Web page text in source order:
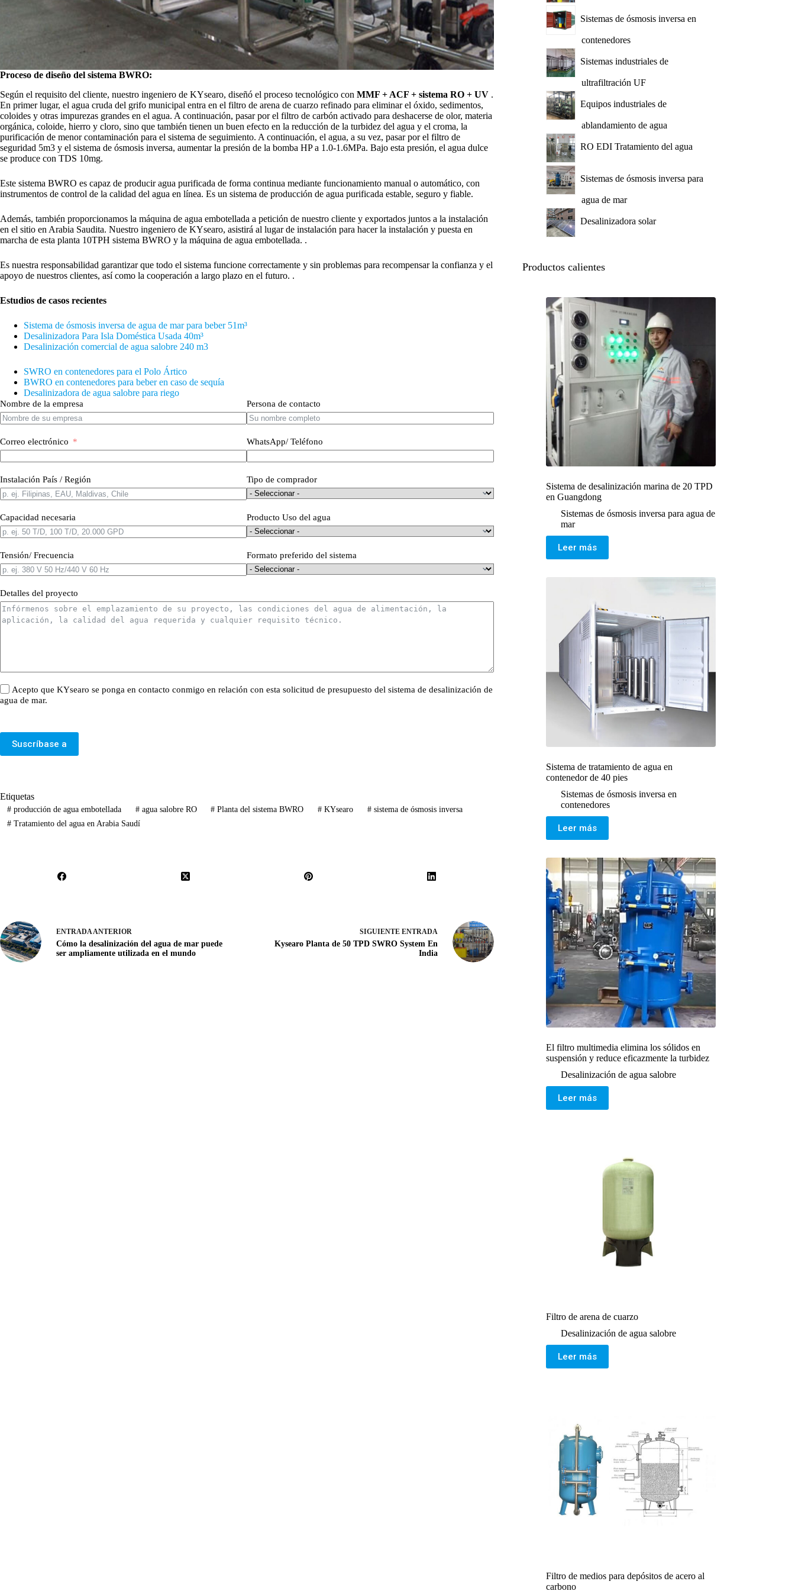
Proceso de diseño del sistema BWRO:
Según el requisito del cliente, nuestro ingeniero de KYsearo, diseñó el proceso tecnológico con MMF + ACF + sistema RO + UV .
En primer lugar, el agua cruda del grifo municipal entra en el filtro de arena de cuarzo refinado para eliminar el óxido, sedimentos,
coloides y otras impurezas grandes en el agua. A continuación, pasar por el filtro de carbón activado para deshacerse de olor, materia
orgánica, coloide, hierro y cloro, sino que también tienen un buen efecto en la reducción de la turbidez del agua y el croma, la
purificación de menor contaminación para el sistema de seguimiento. A continuación, el agua, a su vez, pasar por el filtro de
seguridad 5m3 y el sistema de ósmosis inversa, aumentar la presión de la bomba HP a 1.0-1.6MPa. Bajo esta presión, el agua dulce
se produce con TDS 10mg.
Este sistema BWRO es capaz de producir agua purificada de forma continua mediante funcionamiento manual o automático, con
instrumentos de control de la calidad del agua en línea. Es un sistema de producción de agua purificada estable, seguro y fiable.
Además, también proporcionamos la máquina de agua embotellada a petición de nuestro cliente y exportados juntos a la instalación
en el sitio en Arabia Saudita. Nuestro ingeniero de KYsearo, asistirá al lugar de instalación para hacer la instalación y puesta en
marcha de esta planta 10TPH sistema BWRO y la máquina de agua embotellada. .
Es nuestra responsabilidad garantizar que todo el sistema funcione correctamente y sin problemas para recompensar la confianza y el
apoyo de nuestros clientes, así como la cooperación a largo plazo en el futuro. .
Estudios de casos recientes
Sistema de ósmosis inversa de agua de mar para beber 51m³
Desalinizadora Para Isla Doméstica Usada 40m³
Desalinización comercial de agua salobre 240 m3
SWRO en contenedores para el Polo Ártico
BWRO en contenedores para beber en caso de sequía
Desalinizadora de agua salobre para riego
Nombre de la empresa Persona de contacto
Correo electrónico WhatsApp/ Teléfono
Instalación País / Región Tipo de comprador
Capacidad necesaria Producto Uso del agua
Tensión/ Frecuencia Formato preferido del sistema
Detalles del proyecto
Acepto que KYsearo se ponga en contacto conmigo en relación con esta solicitud de presupuesto del sistema de desalinización de
agua de mar.
Suscríbase a
Etiquetas
#producción de agua embotellada #agua salobre RO # Planta del sistema BWRO # KYsearo # sistema de ósmosis inversa
#Tratamiento del agua en Arabia Saudí
ENTRADA ANTERIOR
Cómo la desalinización del agua de mar puede
ser ampliamente utilizada en el mundo
SIGUIENTE ENTRADA
Kysearo Planta de 50 TPD SWRO System En
India
Sistemas de ósmosis inversa en
contenedores
Sistemas industriales de
ultrafiltración UF
Equipos industriales de
ablandamiento de agua
RO EDI Tratamiento del agua
Sistemas de ósmosis inversa para
agua de mar
Desalinizadora solar
Productos calientes
Sistema de desalinización marina de 20 TPD
en Guangdong
Sistemas de ósmosis inversa para agua de
mar
Leer más
Sistema de tratamiento de agua en
contenedor de 40 pies
Sistemas de ósmosis inversa en
contenedores
Leer más
El filtro multimedia elimina los sólidos en
suspensión y reduce eficazmente la turbidez
Desalinización de agua salobre
Leer más
Filtro de arena de cuarzo
Desalinización de agua salobre
Leer más
Filtro de medios para depósitos de acero al
carbono